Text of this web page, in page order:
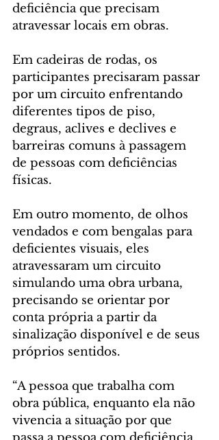
deficiência que precisam
atravessar locais em obras.
Em cadeiras de rodas, os
participantes precisaram passar
por um circuito enfrentando
diferentes tipos de piso,
degraus, aclives e declives e
barreiras comuns à passagem
de pessoas com deficiências
físicas.
Em outro momento, de olhos
vendados e com bengalas para
deficientes visuais, eles
atravessaram um circuito
simulando uma obra urbana,
precisando se orientar por
conta própria a partir da
sinalização disponível e de seus
próprios sentidos.
“A pessoa que trabalha com
obra pública, enquanto ela não
vivencia a situação por que